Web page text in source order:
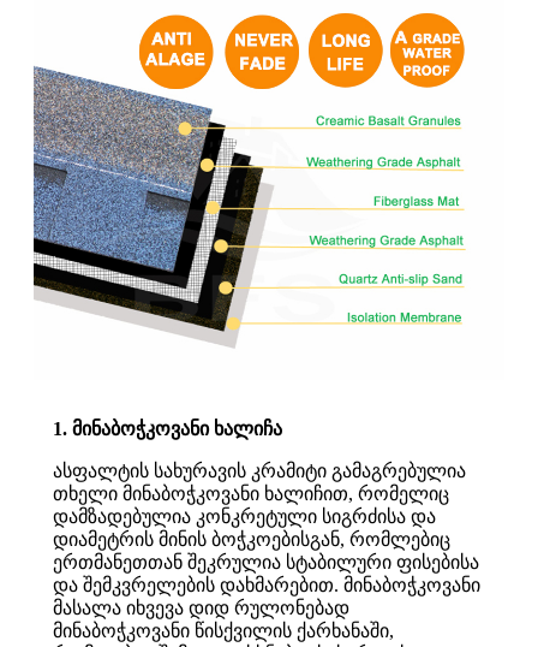
1. მინაბოჭკოვანი ხალიჩა
ასფალტის სახურავის კრამიტი გამაგრებულია
თხელი მინაბოჭკოვანი ხალიჩით, რომელიც
დამზადებულია კონკრეტული სიგრძისა და
დიამეტრის მინის ბოჭკოებისგან, რომლებიც
ერთმანეთთან შეკრულია სტაბილური ფისებისა
და შემკვრელების დახმარებით. მინაბოჭკოვანი
მასალა იხვევა დიდ რულონებად
მინაბოჭკოვანი წისქვილის ქარხანაში,